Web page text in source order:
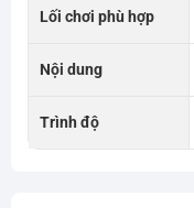
Lối chơi phù hợp
Nội dung
Trình độ